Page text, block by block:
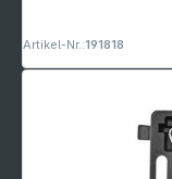
Artikel-Nr.:191818